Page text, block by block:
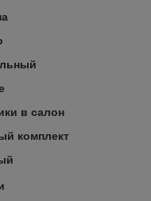
в салон
комплект